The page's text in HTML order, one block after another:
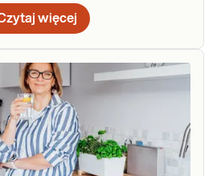
więcej